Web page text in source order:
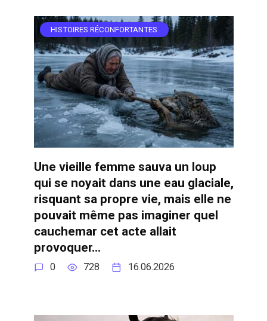
HISTOIRES RÉCONFORTANTES
Une vieille femme sauva un loup
qui se noyait dans une eau glaciale,
risquant sa propre vie, mais elle ne
pouvait même pas imaginer quel
cauchemar cet acte allait
provoquer…
0 728 16.06.2026